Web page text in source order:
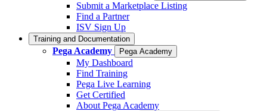
Submit a Marketplace Listing
Find a Partner
ISV Sign Up
Training and Documentation
Pega Academy Pega Academy
My Dashboard
Find Training
Pega Live Learning
Get Certified
About Pega Academy